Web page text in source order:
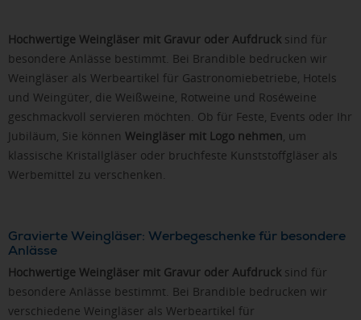
Hochwertige Weingläser mit Gravur oder Aufdruck sind für
besondere Anlässe bestimmt. Bei Brandible bedrucken wir
Weingläser als Werbeartikel für Gastronomiebetriebe, Hotels
und Weingüter, die Weißweine, Rotweine und Roséweine
geschmackvoll servieren möchten. Ob für Feste, Events oder Ihr
Jubiläum, Sie können Weingläser mit Logo nehmen, um
klassische Kristallgläser oder bruchfeste Kunststoffgläser als
Werbemittel zu verschenken.
Gravierte Weingläser: Werbegeschenke für besondere
Anlässe
Hochwertige Weingläser mit Gravur oder Aufdruck sind für
besondere Anlässe bestimmt. Bei Brandible bedrucken wir
verschiedene Weingläser als Werbeartikel für